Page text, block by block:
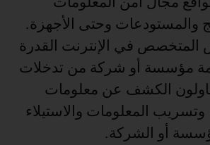
والمستودعات وحتى الأجهزة.
في الإنترنت القدرة
مؤسسة أو شركة من تدخلات
الكشف عن معلومات
المعلومات والاستيلاء
أو الشركة.